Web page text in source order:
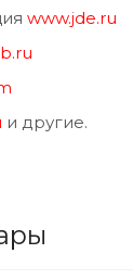
www.jde.ru
и другие.